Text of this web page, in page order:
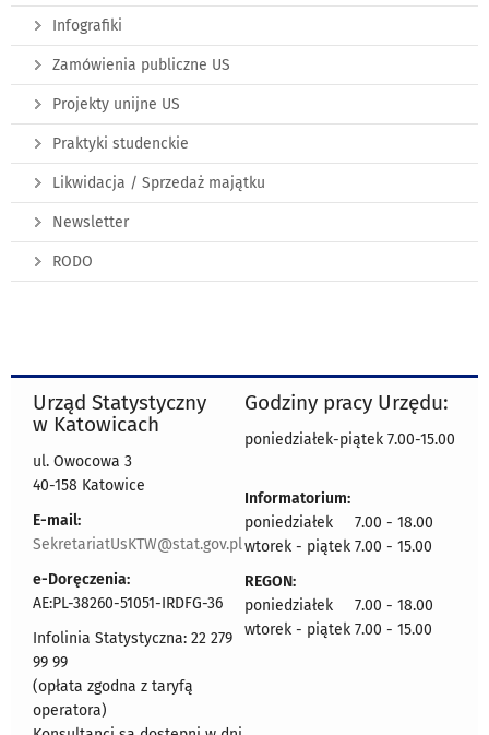
Infografiki
Zamówienia publiczne US
Projekty unijne US
Praktyki studenckie
Likwidacja / Sprzedaż majątku
Newsletter
RODO
Urząd Statystyczny
w Katowicach
ul. Owocowa 3
40-158 Katowice
E-mail:
SekretariatUsKTW@stat.gov.pl
e-Doręczenia:
AE:PL-38260-51051-IRDFG-36
Infolinia Statystyczna: 22 279
99 99
(opłata zgodna z taryfą
operatora)
Godziny pracy Urzędu:
poniedziałek-piątek 7.00-15.00
Informatorium:
poniedziałek 7.00 - 18.00
wtorek - piątek 7.00 - 15.00
REGON:
poniedziałek 7.00 - 18.00
wtorek - piątek 7.00 - 15.00